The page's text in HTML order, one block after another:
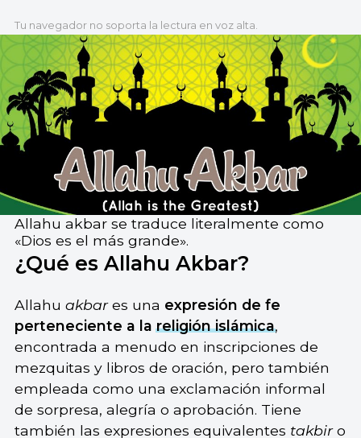
Tu navegador no soporta la lectura en voz alta.
Allahu akbar se traduce literalmente como
«Dios es el más grande».
¿Qué es Allahu Akbar?
Allahu akbares una expresión de fe
perteneciente a lareligión islámica,
encontrada a menudo en inscripciones de
mezquitas y libros de oración, pero también
empleada como una exclamación informal
de sorpresa, alegría o aprobación. Tiene
también las expresiones equivalentes takbiro